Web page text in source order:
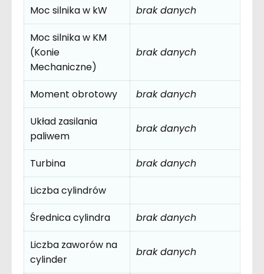
Moc silnika w kW
brak danych
Moc silnika w KM
(Konie
Mechaniczne)
brak danych
Moment obrotowy
brak danych
Układ zasilania
paliwem
brak danych
Turbina
brak danych
Liczba cylindrów
Średnica cylindra
brak danych
Liczba zaworów na
cylinder
brak danych